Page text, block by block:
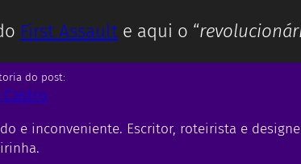
First Assaulte aqui o “
do post:
e inconveniente. Escritor, roteirista e